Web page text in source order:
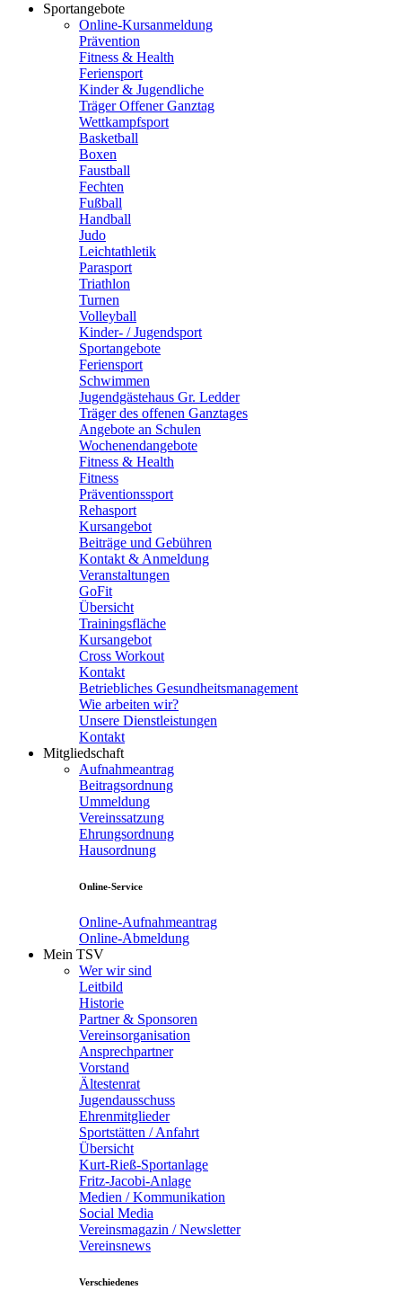
Sportangebote
Online-Kursanmeldung
Prävention
Fitness & Health
Feriensport
Kinder & Jugendliche
Träger Offener Ganztag
Wettkampfsport
Basketball
Boxen
Faustball
Fechten
Fußball
Handball
Judo
Leichtathletik
Parasport
Triathlon
Turnen
Volleyball
Kinder- / Jugendsport
Sportangebote
Feriensport
Schwimmen
Jugendgästehaus Gr. Ledder
Träger des offenen Ganztages
Angebote an Schulen
Wochenendangebote
Fitness & Health
Fitness
Präventionssport
Rehasport
Kursangebot
Beiträge und Gebühren
Kontakt & Anmeldung
Veranstaltungen
GoFit
Übersicht
Trainingsfläche
Kursangebot
Cross Workout
Kontakt
Betriebliches Gesundheitsmanagement
Wie arbeiten wir?
Unsere Dienstleistungen
Kontakt
Mitgliedschaft
Aufnahmeantrag
Beitragsordnung
Ummeldung
Vereinssatzung
Ehrungsordnung
Hausordnung
Online-Service
Online-Aufnahmeantrag
Online-Abmeldung
Mein TSV
Wer wir sind
Leitbild
Historie
Partner & Sponsoren
Vereinsorganisation
Ansprechpartner
Vorstand
Ältestenrat
Jugendausschuss
Ehrenmitglieder
Sportstätten / Anfahrt
Übersicht
Kurt-Rieß-Sportanlage
Fritz-Jacobi-Anlage
Medien / Kommunikation
Social Media
Vereinsmagazin / Newsletter
Vereinsnews
Verschiedenes